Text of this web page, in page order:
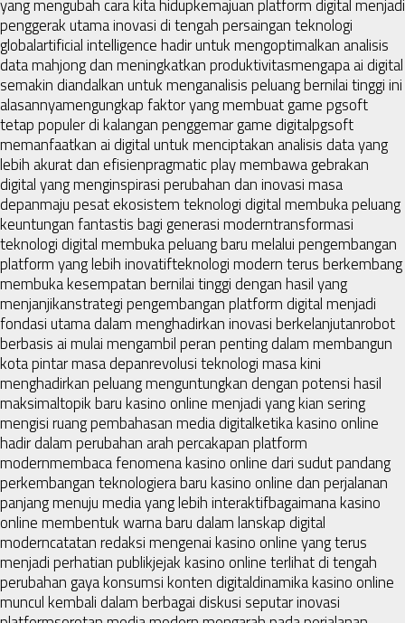
yang mengubah cara kita hidupkemajuan platform digital menjadi
penggerak utama inovasi di tengah persaingan teknologi
globalartificial intelligence hadir untuk mengoptimalkan analisis
data mahjong dan meningkatkan produktivitasmengapa ai digital
semakin diandalkan untuk menganalisis peluang bernilai tinggi ini
alasannyamengungkap faktor yang membuat game pgsoft
tetap populer di kalangan penggemar game digitalpgsoft
memanfaatkan ai digital untuk menciptakan analisis data yang
lebih akurat dan efisienpragmatic play membawa gebrakan
digital yang menginspirasi perubahan dan inovasi masa
depanmaju pesat ekosistem teknologi digital membuka peluang
keuntungan fantastis bagi generasi moderntransformasi
teknologi digital membuka peluang baru melalui pengembangan
platform yang lebih inovatifteknologi modern terus berkembang
membuka kesempatan bernilai tinggi dengan hasil yang
menjanjikanstrategi pengembangan platform digital menjadi
fondasi utama dalam menghadirkan inovasi berkelanjutanrobot
berbasis ai mulai mengambil peran penting dalam membangun
kota pintar masa depanrevolusi teknologi masa kini
menghadirkan peluang menguntungkan dengan potensi hasil
maksimaltopik baru kasino online menjadi yang kian sering
mengisi ruang pembahasan media digitalketika kasino online
hadir dalam perubahan arah percakapan platform
modernmembaca fenomena kasino online dari sudut pandang
perkembangan teknologiera baru kasino online dan perjalanan
panjang menuju media yang lebih interaktifbagaimana kasino
online membentuk warna baru dalam lanskap digital
moderncatatan redaksi mengenai kasino online yang terus
menjadi perhatian publikjejak kasino online terlihat di tengah
perubahan gaya konsumsi konten digitaldinamika kasino online
muncul kembali dalam berbagai diskusi seputar inovasi